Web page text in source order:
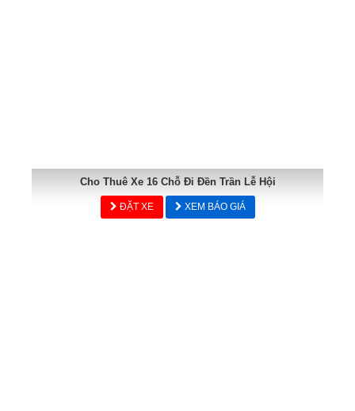
Cho Thuê Xe 16 Chỗ Đi Đền Trần Lễ Hội
ĐẶT XE XEM BÁO GIÁ